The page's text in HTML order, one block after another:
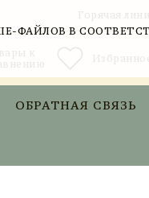
ОБРАТНАЯ СВЯЗЬ
ФАЙЛОВ В